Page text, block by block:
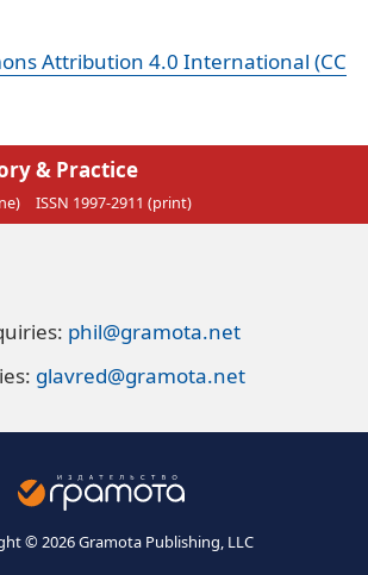
Attribution 4.0 International (CC
& Practice
ISSN 1997-2911 (print)
phil@gramota.net
glavred@gramota.net
© 2026 Gramota Publishing, LLC